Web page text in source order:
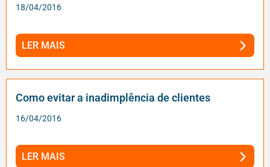
18/04/2016
LER MAIS
Como evitar a inadimplência de clientes
16/04/2016
LER MAIS